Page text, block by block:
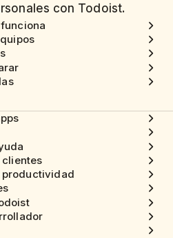
con Todoist.
productividad